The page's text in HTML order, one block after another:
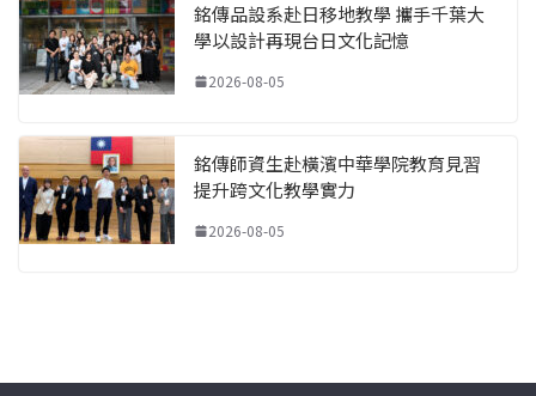
銘傳品設系赴日移地教學 攜手千葉大
學以設計再現台日文化記憶
2026-08-05
銘傳師資生赴橫濱中華學院教育見習
提升跨文化教學實力
2026-08-05